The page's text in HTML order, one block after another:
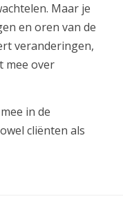
Maar je
en oren van de
veranderingen,
mee over
in de
cliënten als